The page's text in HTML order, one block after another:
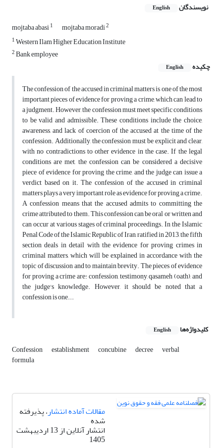
نویسندگان English
mojtaba abasi1 mojtaba moradi2
1Western Ilam Higher Education Institute
2Bank employee
چکیده
English
The confession of the accused in criminal matters is one of the most
important pieces of evidence for proving a crime, which can lead to
a judgment. However, the confession must meet specific conditions
to be valid and admissible. These conditions include the choice,
awareness, and lack of coercion of the accused at the time of the
confession. Additionally, the confession must be explicit and clear,
with no contradictions to other evidence in the case. If the legal
conditions are met, the confession can be considered a decisive
piece of evidence for proving the crime, and the judge can issue a
verdict based on it. The confession of the accused in criminal
matters plays a very important role as evidence for proving a crime.
A confession means that the accused admits to committing the
crime attributed to them. This confession can be oral or written and
can occur at various stages of criminal proceedings. In the Islamic
Penal Code of the Islamic Republic of Iran, ratified in 2013, the fifth
section deals in detail with the evidence for proving crimes in
criminal matters, which will be explained in accordance with the
topic of discussion and to maintain brevity. The pieces of evidence
for proving a crime are: confession, testimony, qasameh (oath), and
the judge's knowledge. However, it should be noted that a
confession is one...
کلیدواژه‌ها English
Confession establishment concubine decree verbal
formula
مقالات آماده انتشار، پذیرفته
شده
انتشار آنلاین از 13 اردیبهشت
1405